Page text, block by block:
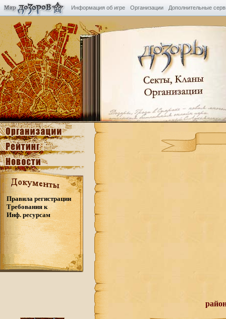
Информация об игре Организации Дополнительные
Правила регистрации
Требования к
Инф. ресурсам